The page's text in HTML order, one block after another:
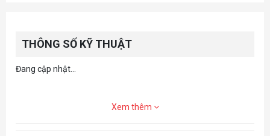
THÔNG SỐ KỸ THUẬT
Đang cập nhật...
Xem thêm